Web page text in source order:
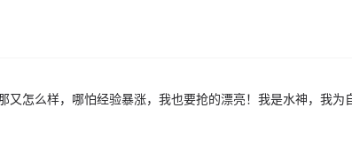
又怎么样，哪怕经验暴涨，我也要抢的漂亮！我是水神，我为